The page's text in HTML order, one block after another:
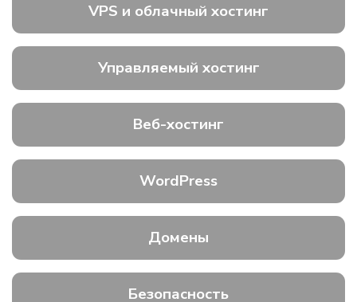
VPS и облачный хостинг
Управляемый хостинг
Веб-хостинг
WordPress
Домены
Безопасность